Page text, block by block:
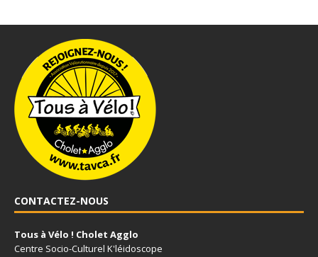
CONTACTEZ-NOUS
Tous à Vélo ! Cholet Agglo
Centre Socio-Culturel K'léidoscope